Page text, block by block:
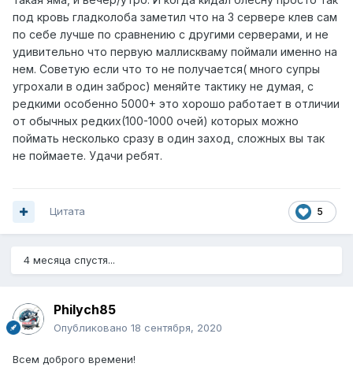
под кровь гладколоба заметил что на 3 сервере клев сам
по себе лучше по сравнению с другими серверами, и не
удивительно что первую маллискваму поймали именно на
нем. Советую если что то не получается( много супры
угрохали в один заброс) меняйте тактику не думая, с
редкими особенно 5000+ это хорошо работает в отличии
от обычных редких(100-1000 очей) которых можно
поймать несколько сразу в один заход, сложных вы так
не поймаете. Удачи ребят.
5
Цитата
4 месяца спустя...
Philych85
Опубликовано 18 сентября, 2020
Всем доброго времени!